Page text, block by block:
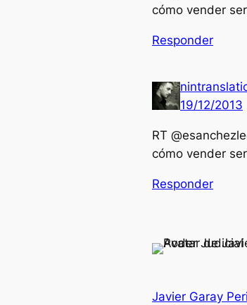
cómo vender
Responder
19/12/2013
RT
cómo vender
Responder
Javier Garay